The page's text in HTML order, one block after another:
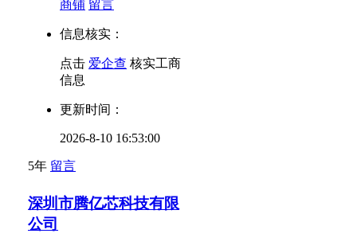
商铺 留言
信息核实：
点击 爱企查 核实工商
信息
更新时间：
2026-8-10 16:53:00
5年 留言
深圳市腾亿芯科技有限
公司